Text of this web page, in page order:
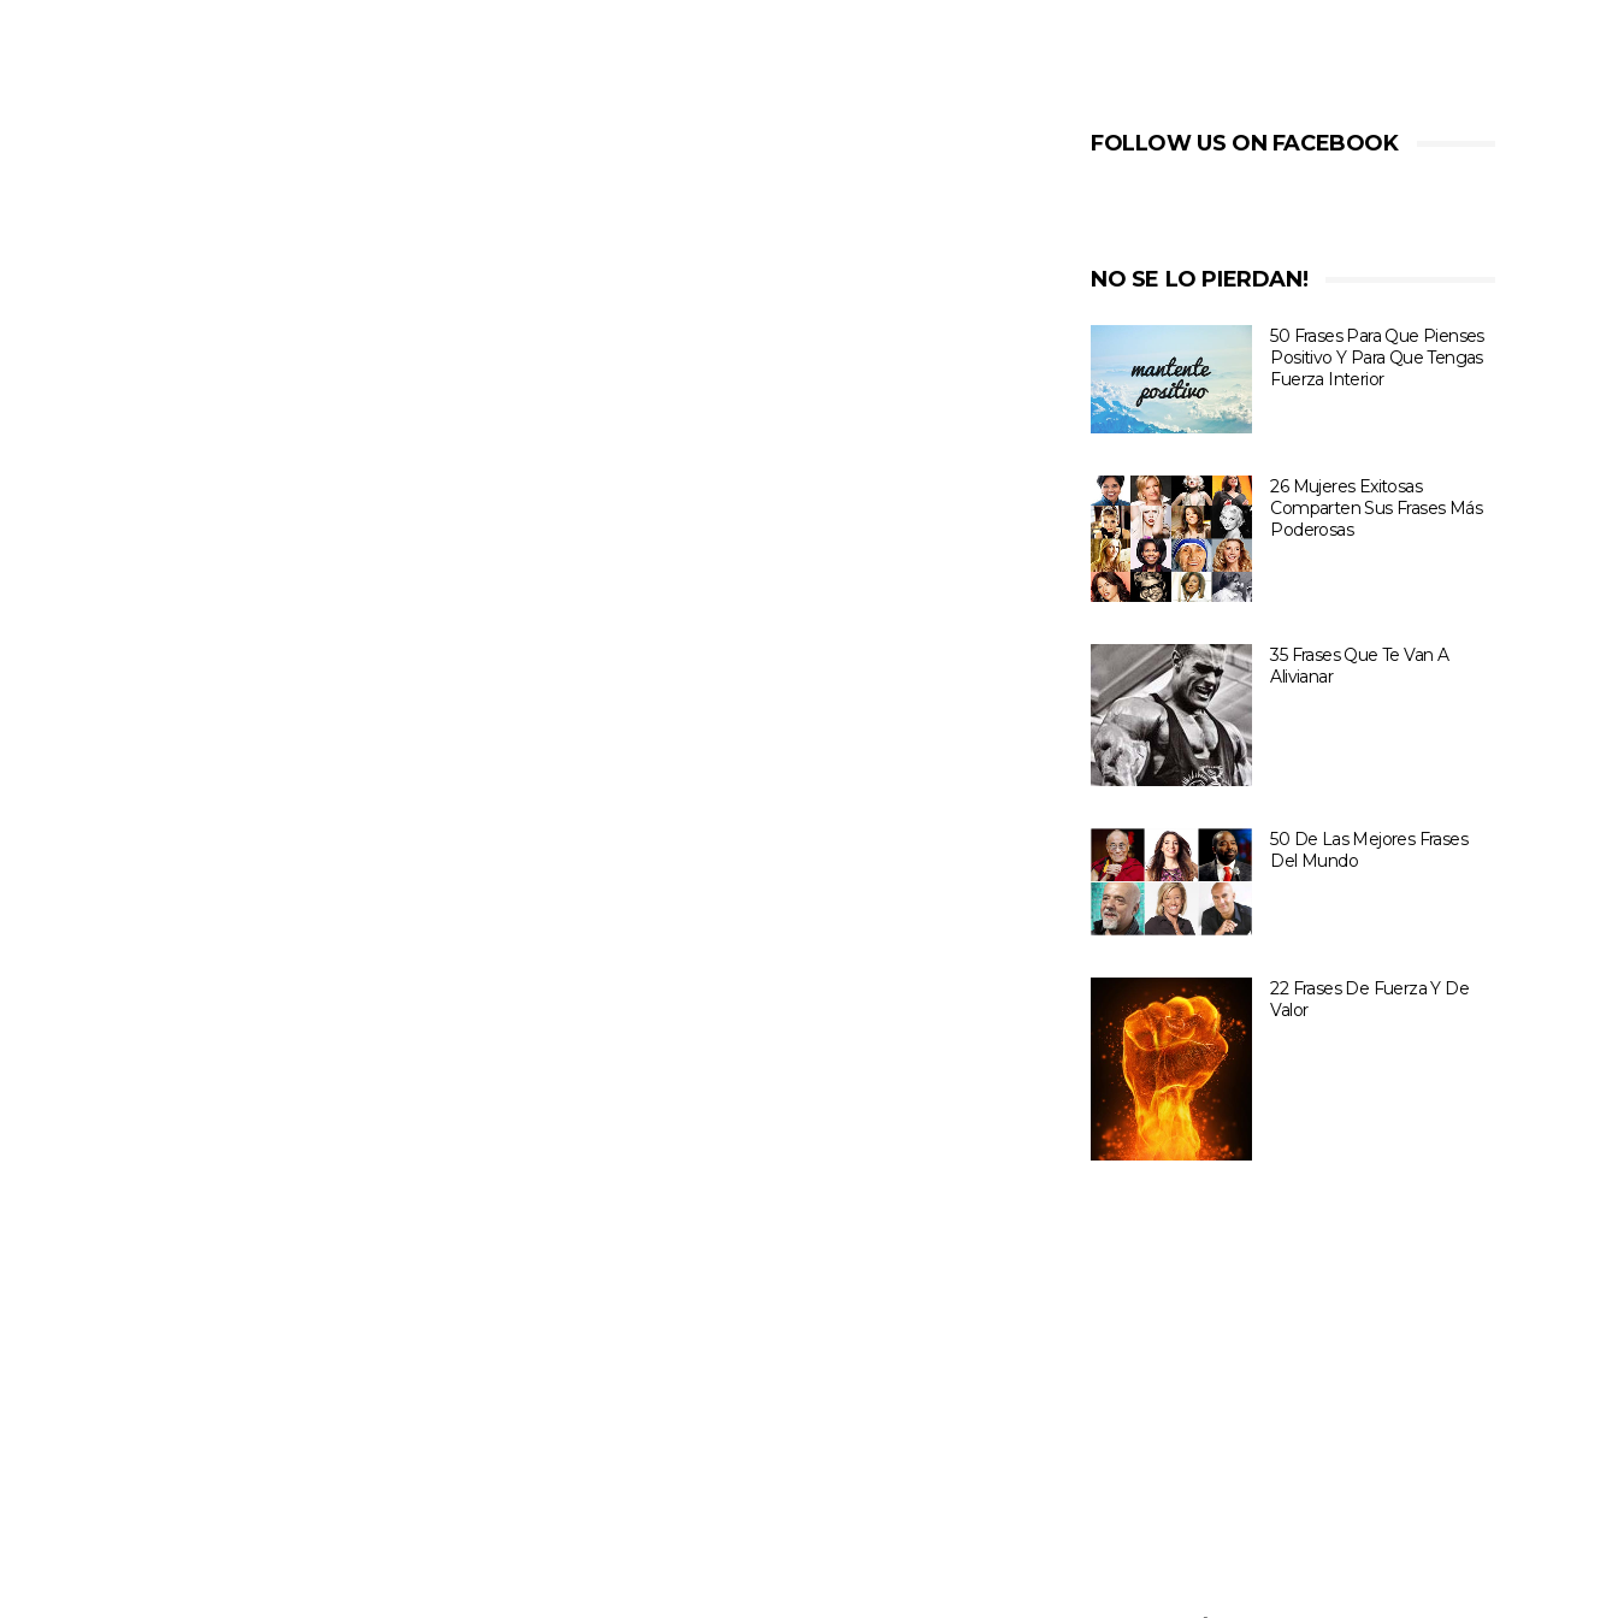
FOLLOW US ON FACEBOOK
NO SE LO PIERDAN!
50 Frases Para Que Pienses
Positivo Y Para Que Tengas
Fuerza Interior
26 Mujeres Exitosas
Comparten Sus Frases Más
Poderosas
35 Frases Que Te Van A
Alivianar
50 De Las Mejores Frases
Del Mundo
22 Frases De Fuerza Y De
Valor